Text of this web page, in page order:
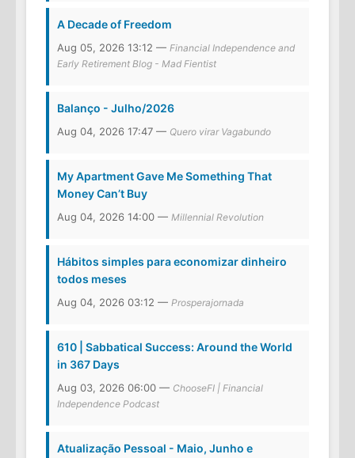
A Decade of Freedom
Aug 05, 2026 13:12 — Financial Independence and
Early Retirement Blog - Mad Fientist
Balanço - Julho/2026
Aug 04, 2026 17:47 — Quero virar Vagabundo
My Apartment Gave Me Something That
Money Can’t Buy
Aug 04, 2026 14:00 — Millennial Revolution
Hábitos simples para economizar dinheiro
todos meses
Aug 04, 2026 03:12 — Prosperajornada
610 | Sabbatical Success: Around the World
in 367 Days
Aug 03, 2026 06:00 — ChooseFI | Financial
Independence Podcast
Atualização Pessoal - Maio, Junho e